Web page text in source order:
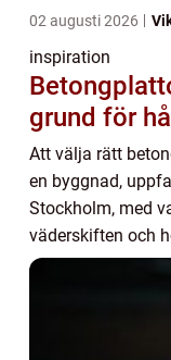
02 augusti 2026
inspiration
Betongplattor
grund för
Att välja rätt
en byggnad,
Stockholm, med
väderskiften och
både material och